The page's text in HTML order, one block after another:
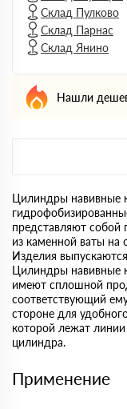
Склад Пулково
Склад Парнас
Склад Янино
Нашли
Цилиндры навивные
представляют собой
из каменной ваты на
Изделия
Цилиндры навивные
имеют сплошной
соответствующий
стороне для
которой лежат линии
цилиндра.
Применение